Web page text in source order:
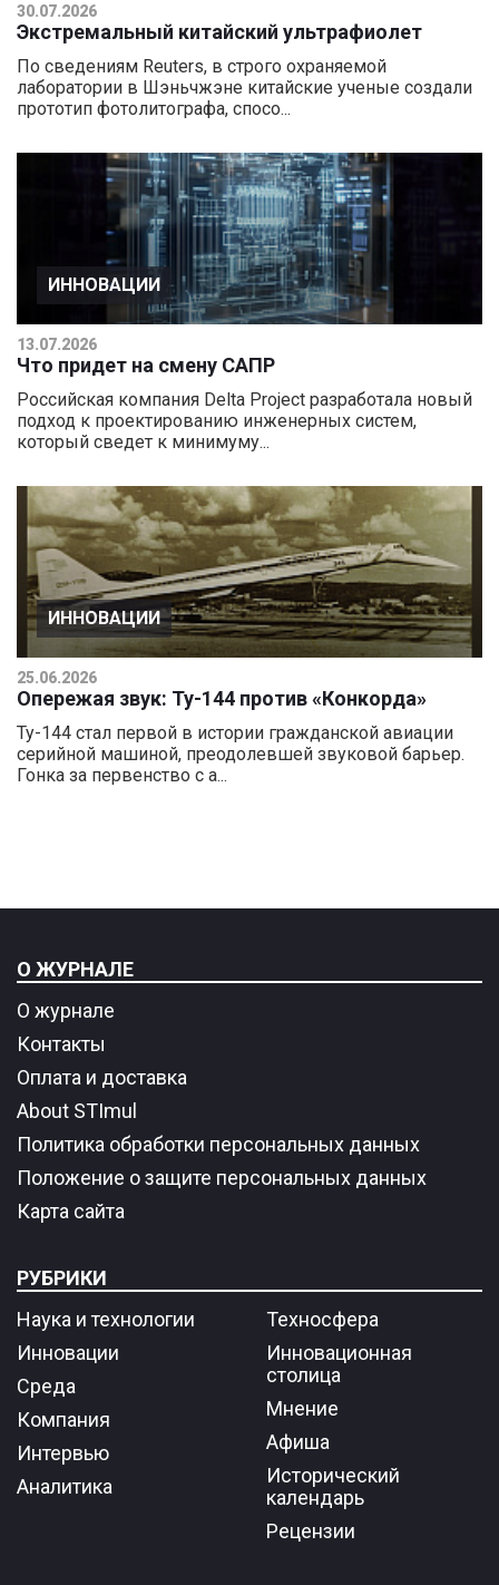
30.07.2026
Экстремальный китайский ультрафиолет
По сведениям Reuters, в строго охраняемой
лаборатории в Шэньчжэне китайские ученые создали
прототип фотолитографа, спосо...
ИННОВАЦИИ
13.07.2026
Что придет на смену САПР
Российская компания Delta Project разработала новый
подход к проектированию инженерных систем,
который сведет к минимуму...
ИННОВАЦИИ
25.06.2026
Опережая звук: Ту-144 против «Конкорда»
Ту-144 стал первой в истории гражданской авиации
серийной машиной, преодолевшей звуковой барьер.
Гонка за первенство с а...
О ЖУРНАЛЕ
О журнале
Контакты
Оплата и доставка
About STImul
Политика обработки персональных данных
Положение о защите персональных данных
Карта сайта
РУБРИКИ
Наука и технологии
Инновации
Среда
Компания
Интервью
Аналитика
Техносфера
Инновационная
столица
Мнение
Афиша
Исторический
календарь
Рецензии